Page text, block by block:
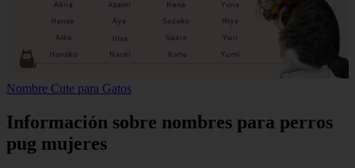
Nombre Cute para Gatos
Información sobre nombres para perros
pug mujeres